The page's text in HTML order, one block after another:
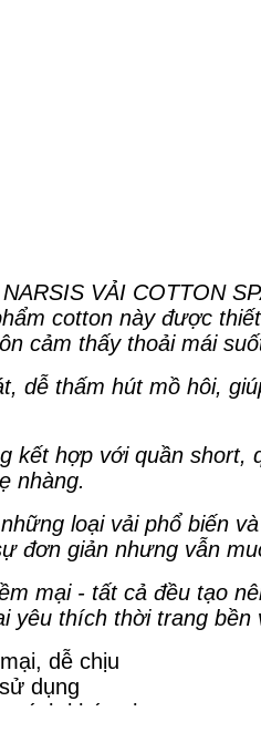
VẢI COTTON
cotton này được
cảm thấy thoải mái
dễ thấm hút mồ hôi,
kết hợp với quần
nhàng.
loại vải phổ biến
đơn giản nhưng vẫn
mại - tất cả đều tạo
yêu thích thời trang bền
dễ chịu
dụng
khác nhau